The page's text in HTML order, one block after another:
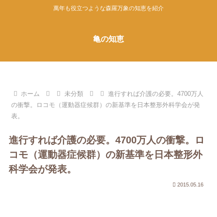
萬年も役立つような森羅万象の知恵を紹介
亀の知恵
ホーム 未分類
進行すれば介護の必要。4700万人
の衝撃。ロコモ（運動器症候群）の新基準を日本整形外科学会が発
表。
進行すれば介護の必要。4700万人の衝撃。ロ
コモ（運動器症候群）の新基準を日本整形外
科学会が発表。
2015.05.16